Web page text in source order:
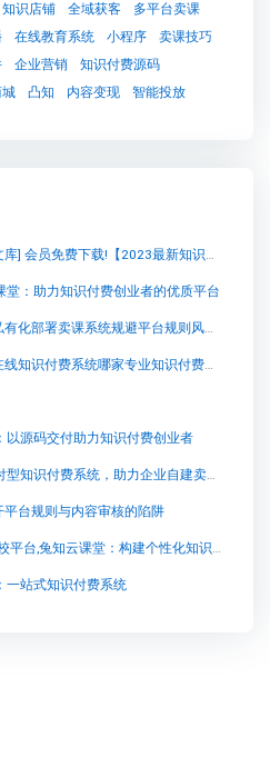
知识店铺 全域获客
多平台卖课
在线教育系统 小程序
卖课技巧
企业营销
知识付费源码
凸知 内容变现 智能投放
2023最新知识付费图谱, [百度文库] 会员免费下载!【2023最新知识付费图谱, [百度文库] 会员免费下载!知识付费系统系统怎么制作，知识付费系统搭建使用教程】
堂：助力知识付费创业者的优质平台
国学领域知识变现，如何通过私有化部署卖课系统规避平台规则风险？
在线知识付费系统哪家专业【在线知识付费系统哪家专业知识付费系统系统怎么制作，知识付费系统搭建使用教程】
以源码交付助力知识付费创业者
凸知：基于PHP+Vue的源码交付型知识付费系统，助力企业自建卖课平台
台规则与内容审核的陷阱
知识付费源码_独立部署在线网校平台,兔知云课堂：构建个性化知识付费平台
一站式知识付费系统